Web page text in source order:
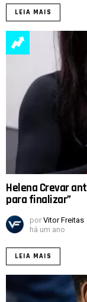
LEIA MAIS
Helena Crevar
para finalizar”
por Vitor Freitas
há um ano
LEIA MAIS